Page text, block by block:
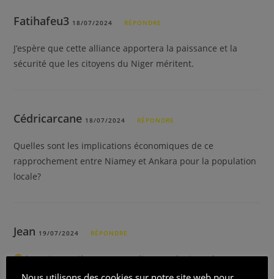
Fatihafeu3 18/07/2024 RÉPONDRE
J’espère que cette alliance apportera la paissance et la
sécurité que les citoyens du Niger méritent.
Cédricarcane 18/07/2024 RÉPONDRE
Quelles sont les implications économiques de ce
rapprochement entre Niamey et Ankara pour la population
locale?
Jean 19/07/2024 RÉPONDRE
Je reste sceptique… ne serait-ce pas juste un jeu
politique?